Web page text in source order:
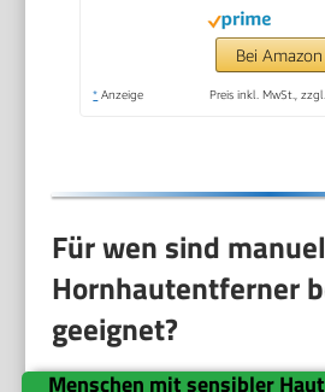
Bei
* Anzeige Preis inkl. MwSt.,
Für wen sind
Hornhautentferner
geeignet?
Menschen mit sensibler Haut